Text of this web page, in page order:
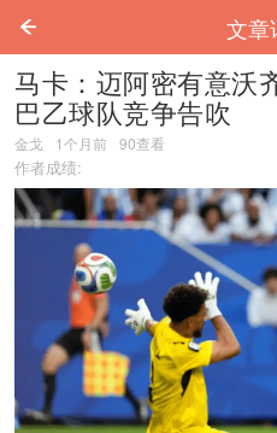
文章
马卡：迈阿密有意沃
巴乙球队竞争告吹
金戈 1个月前 90查看
作者成绩: